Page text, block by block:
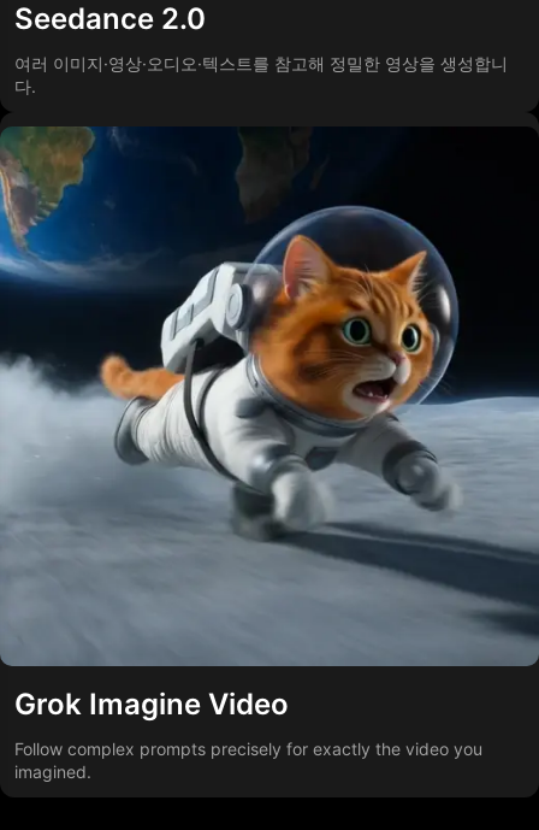
Seedance 2.0
여러 이미지·영상·오디오·텍스트를 참고해 정밀한 영상을 생성합니
다.
Grok Imagine Video
Follow complex prompts precisely for exactly the video you
imagined.